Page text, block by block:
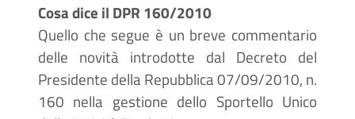
Cosa dice il DPR 160/2010
Quello che segue è un breve commentario
delle novità introdotte dal Decreto del
Presidente della Repubblica 07/09/2010, n.
160 nella gestione dello Sportello Unico